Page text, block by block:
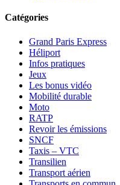
Catégories
Grand Paris Express
Héliport
Infos pratiques
Jeux
Les bonus vidéo
Mobilité durable
Moto
RATP
Revoir les émissions
SNCF
Taxis – VTC
Transilien
Transport aérien